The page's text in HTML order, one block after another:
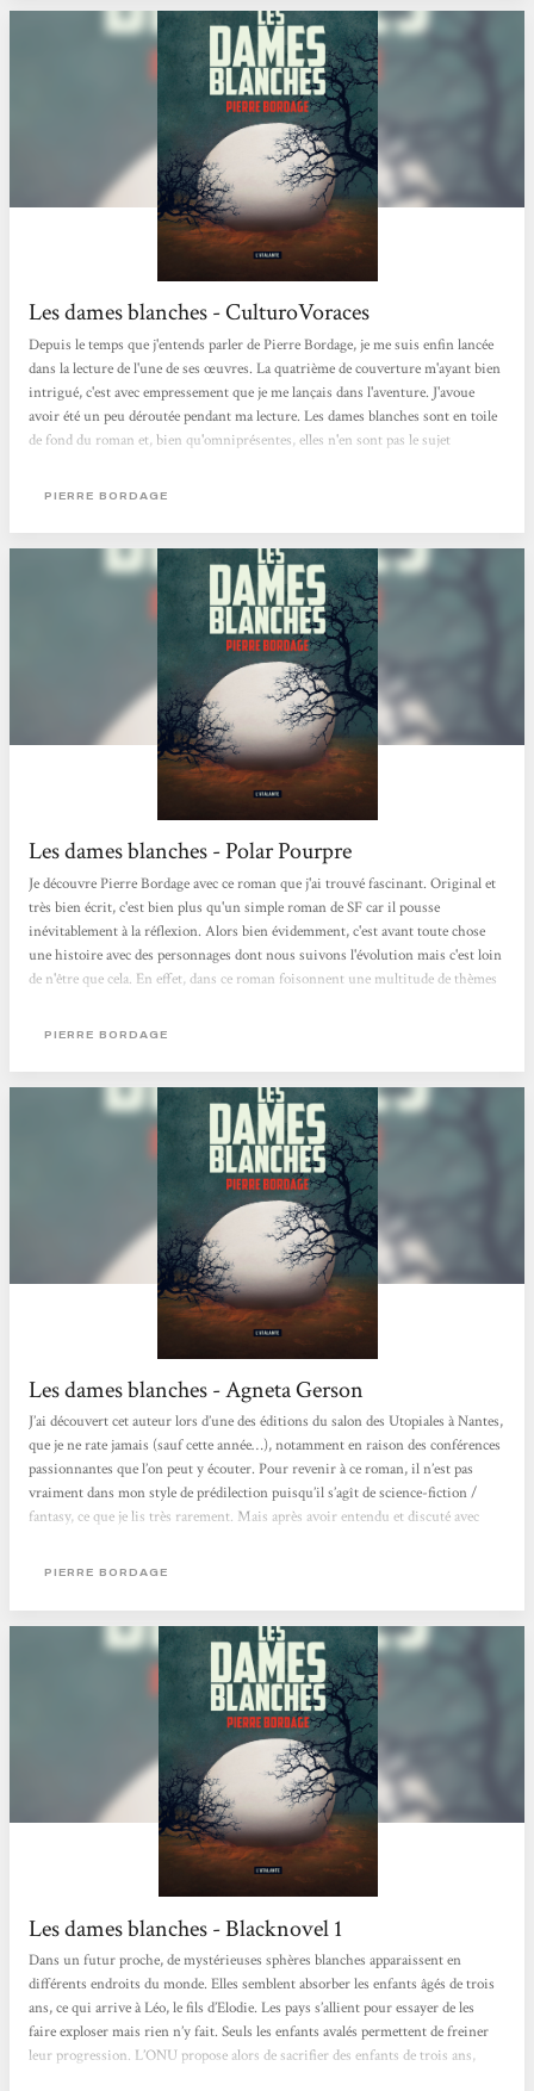
Les dames blanches - CulturoVoraces
Depuis le temps que j'entends parler de Pierre Bordage, je me suis enfin lancée
dans la lecture de l'une de ses œuvres. La quatrième de couverture m'ayant bien
intrigué, c'est avec empressement que je me lançais dans l'aventure. J'avoue
avoir été un peu déroutée pendant ma lecture. Les dames blanches sont en toile
de fond du roman et, bien qu'omniprésentes, elles n'en sont pas le sujet
petit bout de son histoire, puis le retrouver plusieurs années plus tard, ou non.
PIERRE BORDAGE
Les dames blanches - Polar Pourpre
Je découvre Pierre Bordage avec ce roman que j'ai trouvé fascinant. Original et
très bien écrit, c'est bien plus qu'un simple roman de SF car il pousse
inévitablement à la réflexion. Alors bien évidemment, c'est avant toute chose
une histoire avec des personnages dont nous suivons l'évolution mais c'est loin
de n'être que cela. En effet, dans ce roman foisonnent une multitude de thèmes
technologies, communication, ...), sans que pour autant cela ne donne
PIERRE BORDAGE
Les dames blanches - Agneta Gerson
J’ai découvert cet auteur lors d’une des éditions du salon des Utopiales à Nantes,
que je ne rate jamais (sauf cette année…), notamment en raison des conférences
passionnantes que l’on peut y écouter. Pour revenir à ce roman, il n’est pas
vraiment dans mon style de prédilection puisqu’il s’agît de science-fiction /
fantasy, ce que je lis très rarement. Mais après avoir entendu et discuté avec
imaginaire. Empreint d’humanité et mettant sa plume au service de...
PIERRE BORDAGE
Les dames blanches - Blacknovel 1
Dans un futur proche, de mystérieuses sphères blanches apparaissent en
différents endroits du monde. Elles semblent absorber les enfants âgés de trois
ans, ce qui arrive à Léo, le fils d’Elodie. Les pays s’allient pour essayer de les
faire exploser mais rien n’y fait. Seuls les enfants avalés permettent de freiner
leur progression. L’ONU propose alors de sacrifier des enfants de trois ans,